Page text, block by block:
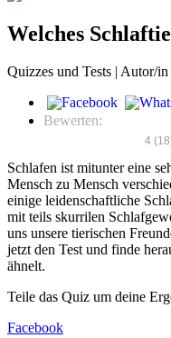
Welches
Quizzes und Tests | Autor/in
Bewerten:
4 (18
Schlafen ist mitunter eine
Mensch zu Mensch
einige leidenschaftliche
mit teils skurrilen
uns unsere tierischen
jetzt den Test und finde
ähnelt.
Teile das Quiz um deine
Facebook